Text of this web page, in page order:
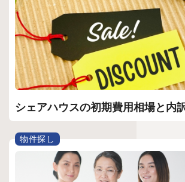
シェアハウスの初期費用相場と内
物件探し